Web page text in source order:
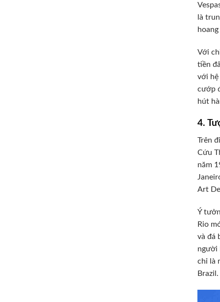
là
Với
tiền
với hệ
cướp
hút
4.
Trên
Cứu
năm
Art
Ý
Rio
và đá
người
chỉ là
Brazil.